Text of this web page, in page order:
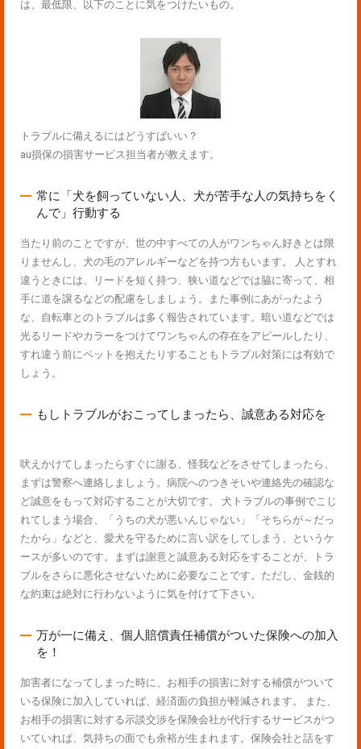
は、最低限、以下のことに気をつけたいもの。
トラブルに備えるにはどうすばいい？
au損保の損害サービス担当者が教えます。
常に「犬を飼っていない人、犬が苦手な人の気持ちをく
んで」行動する
当たり前のことですが、世の中すべての人がワンちゃん好きとは限
りませんし、犬の毛のアレルギーなどを持つ方もいます。 人とすれ
違うときには、リードを短く持つ、狭い道などでは脇に寄って、相
手に道を譲るなどの配慮をしましょう。また事例にあがったよう
な、自転車とのトラブルは多く報告されています。暗い道などでは
光るリードやカラーをつけてワンちゃんの存在をアピールしたり、
すれ違う前にペットを抱えたりすることもトラブル対策には有効で
しょう。
もしトラブルがおこってしまったら、誠意ある対応を
吠えかけてしまったらすぐに謝る、怪我などをさせてしまったら、
まずは警察へ連絡しましょう。病院へのつきそいや連絡先の確認な
ど誠意をもって対応することが大切です。 犬トラブルの事例でこじ
れてしまう場合、「うちの犬が悪いんじゃない」「そちらが～だっ
たから」などと、愛犬を守るために言い訳をしてしまう、というケ
ースが多いのです。まずは謝意と誠意ある対応をすることが、トラ
ブルをさらに悪化させないために必要なことです。ただし、金銭的
な約束は絶対に行わないように気を付けて下さい。
万が一に備え、個人賠償責任補償がついた保険への加入
を！
加害者になってしまった時に、お相手の損害に対する補償がついて
いる保険に加入していれば、経済面の負担が軽減されます。 また、
お相手の損害に対する示談交渉を保険会社が代行するサービスがつ
いていれば、気持ちの面でも余裕が生まれます。保険会社と話をす